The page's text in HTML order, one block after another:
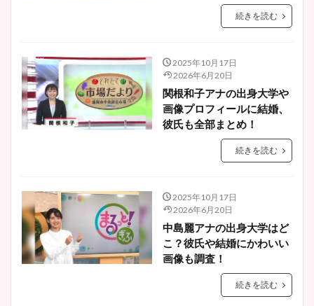
続きを読む
2025年10月17日
2026年6月20日
関根和子アナの出身大学や
画像プロフィールに結婚、
彼氏も全部まとめ！
続きを読む
2025年10月17日
2026年6月20日
中島麗アナの出身大学はど
こ？彼氏や結婚にかわいい
画像も調査！
続きを読む